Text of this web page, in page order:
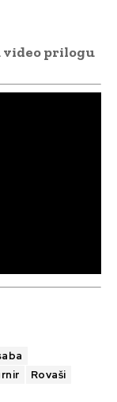
video prilogu
Rovaši